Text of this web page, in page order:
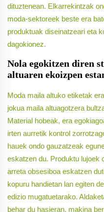
dituztenean. Elkarrekintzak
moda-sektoreek beste era
produktuak diseinatzeari eta
dagokionez.
Nola egokitzen diren
altuaren ekoizpen
Moda maila altuko etiketak
jokua maila altuagotzera
Material hobeak, era
irten aurretik kontrol
hauek ondo gauzatzeak
eskatzen du. Produktu lujoek
arreta obsesiboa eskatzen
kopuru handietan lan egiten
edizio mugatuetarako.
behar du hasieran, makina